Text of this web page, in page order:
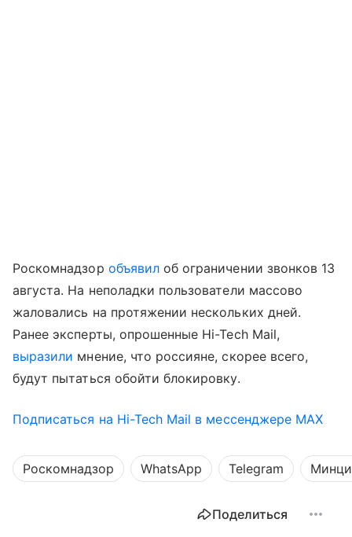
Роскомнадзор объявилоб ограничении звонков 13
августа. На неполадки пользователи массово
жаловались на протяжении нескольких дней.
Ранее эксперты, опрошенные Hi-Tech Mail,
выразили мнение, что россияне, скорее всего,
будут пытаться обойти блокировку.
Подписаться на Hi-Tech Mail в мессенджере MAX
Роскомнадзор WhatsApp Telegram
Поделиться